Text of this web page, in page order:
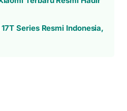
Series Resmi Indonesia,